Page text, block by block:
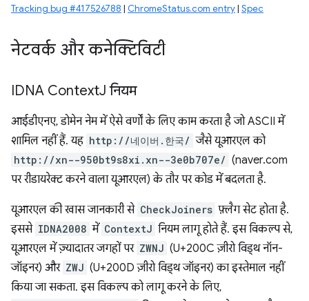
Tracking bug #417526788 | ChromeStatus.com entry| Spec
नेटवर्क और कनेक्टिविटी
IDNA ContextJ नियम
आईडीएनए, डोमेन नेम में ऐसे वर्णों के लिए काम करता है जो ASCII में
शामिल नहीं हैं. यह http://네이버.한국/ जैसे यूआरएल को
http://xn--950bt9s8xi.xn--3e0b707e/ (naver.com
पर रीडायरेक्ट करने वाला यूआरएल) के तौर पर कोड में बदलता है.
यूआरएल की खास जानकारी से CheckJoiners फ़्लैग सेट होता है.
इससे IDNA2008 में ContextJ नियम लागू होते हैं. इस विकल्प से,
यूआरएल में ज़्यादातर जगहों पर ZWNJ (U+200C ज़ीरो विड्थ नॉन-
जॉइनर) और ZWJ (U+200D ज़ीरो विड्थ जॉइनर) का इस्तेमाल नहीं
किया जा सकता. इस विकल्प को लागू करने के लिए,